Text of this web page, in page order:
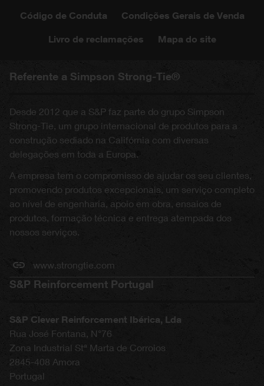
Código de Conduta Condições Gerais de Venda
Livro de reclamações Mapa do site
Referente a Simpson Strong-Tie®
Desde 2012 que a S&P faz parte do grupo Simpson
Strong-Tie, um grupo internacional de produtos para a
construção sediado na Califórnia com diversas
delegações em toda a Europa.
A empresa tem o compromisso de ajudar os seu clientes,
promovendo produtos excepcionais, um serviço completo
ao nível de engenharia, apoio em obra, ensaios de
produtos, formação técnica e entrega atempada dos
nossos serviços.
www.strongtie.com
S&P Reinforcement Portugal
S&P Clever Reinforcement Ibérica, Lda
Rua José Fontana, N°76
Zona Industrial Stª Marta de Corroios
2845-408 Amora
Portugal